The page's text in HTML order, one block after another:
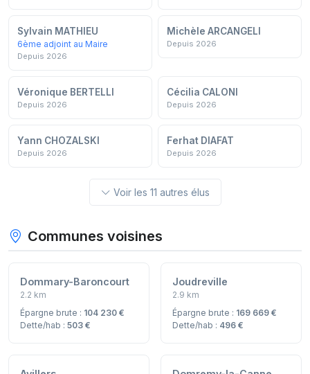
Sylvain MATHIEU
6ème adjoint au Maire
Depuis 2026
Michèle ARCANGELI
Depuis 2026
Véronique BERTELLI
Depuis 2026
Cécilia CALONI
Depuis 2026
Yann CHOZALSKI
Depuis 2026
Ferhat DIAFAT
Depuis 2026
Voir les 11 autres élus
Communes voisines
Dommary-Baroncourt
2.2 km
Épargne brute : 104 230 €
Dette/hab : 503 €
Joudreville
2.9 km
Épargne brute : 169 669 €
Dette/hab : 496 €